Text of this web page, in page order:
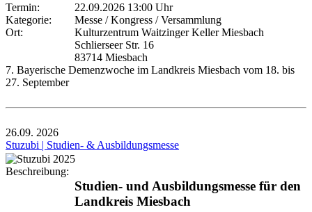
Termin:
22.09.2026 13:00 Uhr
Kategorie:
Messe / Kongress / Versammlung
Ort:
Kulturzentrum Waitzinger Keller Miesbach
Schlierseer Str. 16
83714 Miesbach
7. Bayerische Demenzwoche im Landkreis Miesbach vom 18. bis
27. September
26.09. 2026
Stuzubi | Studien- & Ausbildungsmesse
Beschreibung:
Studien- und Ausbildungsmesse für den
Landkreis Miesbach